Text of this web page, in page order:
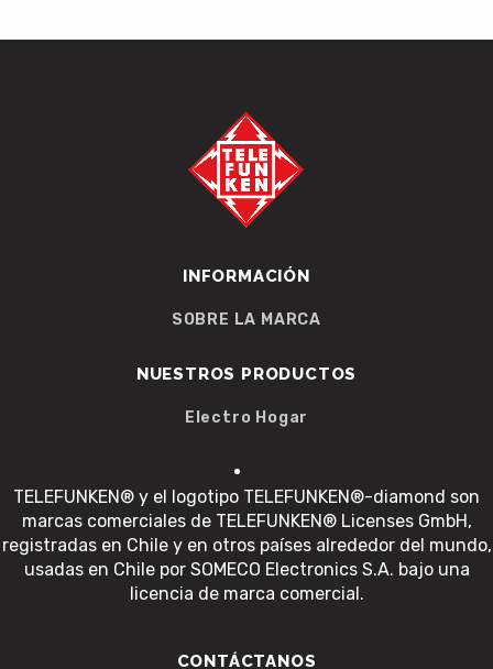
INFORMACIÓN
SOBRE LA MARCA
NUESTROS PRODUCTOS
Electro Hogar
TELEFUNKEN® y el logotipo TELEFUNKEN®-diamond son
marcas comerciales de TELEFUNKEN® Licenses GmbH,
registradas en Chile y en otros países alrededor del mundo,
usadas en Chile por SOMECO Electronics S.A. bajo una
licencia de marca comercial.
CONTÁCTANOS